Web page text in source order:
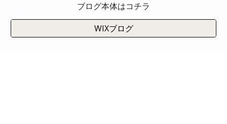
ブログ本体はコチラ
WIXブログ